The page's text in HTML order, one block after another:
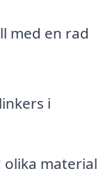
med en rad
i
olika material